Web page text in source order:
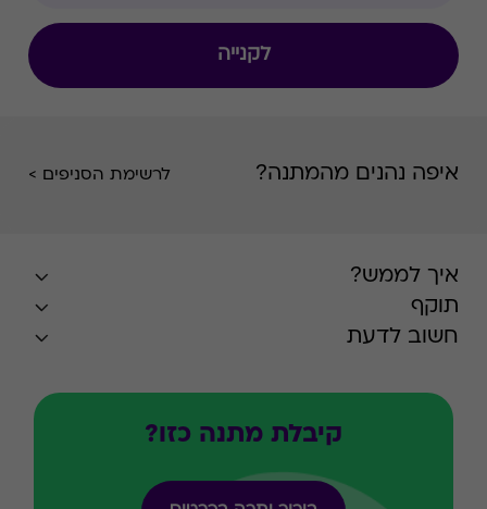
לקנייה
איפה נהנים מהמתנה? לרשימת הסניפים >
איך לממש?
תוקף
חשוב לדעת
קיבלת מתנה כזו?